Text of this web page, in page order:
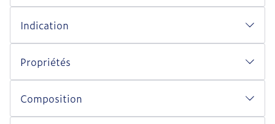
Indication
Propriétés
Composition